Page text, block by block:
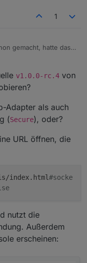
1
gemacht, hatte das
probiert, da auch
v1.0.0-rc.4 von
Adapter als auch
(Secure), oder?
URL öffnen, die
index.html#socke
nutzt die
Außerdem
erscheinen: